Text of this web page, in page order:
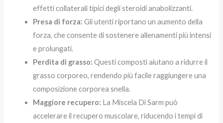
effetti collaterali tipici degli steroidi anabolizzanti.
Presa di forza: Gli utenti riportano un aumento della
forza, che consente di sostenere allenamenti più intensi
e prolungati.
Perdita di grasso: Questi composti aiutano a ridurre il
grasso corporeo, rendendo più facile raggiungere una
composizione corporea snella.
Maggiore recupero: La Miscela Di Sarm può
accelerare il recupero muscolare, riducendo i tempi di